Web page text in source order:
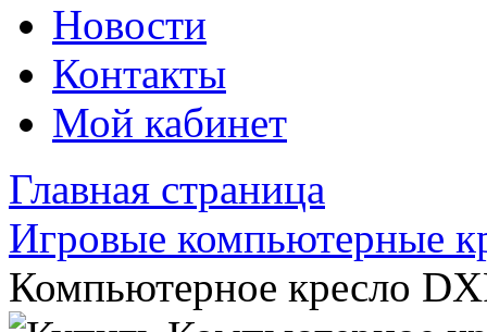
Новости
Контакты
Мой кабинет
Главная страница
Игровые компьютерные
Компьютерное кресло